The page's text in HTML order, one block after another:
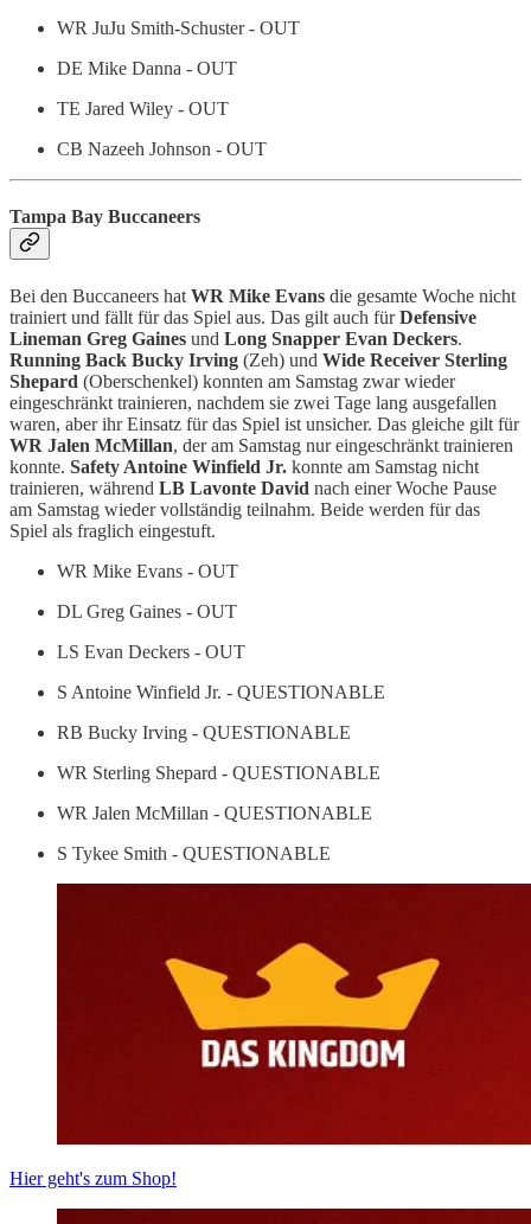
WR JuJu Smith-Schuster - OUT
DE Mike Danna - OUT
TE Jared Wiley - OUT
CB Nazeeh Johnson - OUT
Tampa Bay Buccaneers
Bei den Buccaneers hat WR Mike Evans die gesamte Woche nicht
trainiert und fällt für das Spiel aus. Das gilt auch fürDefensive
Lineman Greg Gaines und Long Snapper Evan Deckers.
Running Back Bucky Irving (Zeh) und Wide Receiver Sterling
Shepard (Oberschenkel) konnten am Samstag zwar wieder
eingeschränkt trainieren, nachdem sie zwei Tage lang ausgefallen
waren, aber ihr Einsatz für das Spiel ist unsicher. Das gleiche gilt für
WR Jalen McMillan, der am Samstag nur eingeschränkt trainieren
konnte. Safety Antoine Winfield Jr. konnte am Samstag nicht
trainieren, während LB Lavonte David nach einer Woche Pause
am Samstag wieder vollständig teilnahm. Beide werden für das
Spiel als fraglich eingestuft.
WR Mike Evans - OUT
DL Greg Gaines - OUT
LS Evan Deckers - OUT
S Antoine Winfield Jr. - QUESTIONABLE
RB Bucky Irving - QUESTIONABLE
WR Sterling Shepard - QUESTIONABLE
WR Jalen McMillan - QUESTIONABLE
S Tykee Smith - QUESTIONABLE
Hier geht's zum Shop!